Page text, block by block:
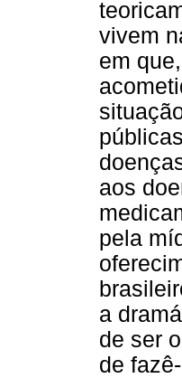
vivem
em
aos
pela
a
de ser
de